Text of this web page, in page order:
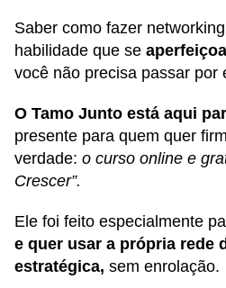
Saber como fazer
habilidade que se
você não precisa passar por
O Tamo Junto está aqui
presente para quem quer
verdade: o curso online e
Crescer”.
Ele foi feito especialmente
e quer usar a própria rede
estratégica, sem enrolação.